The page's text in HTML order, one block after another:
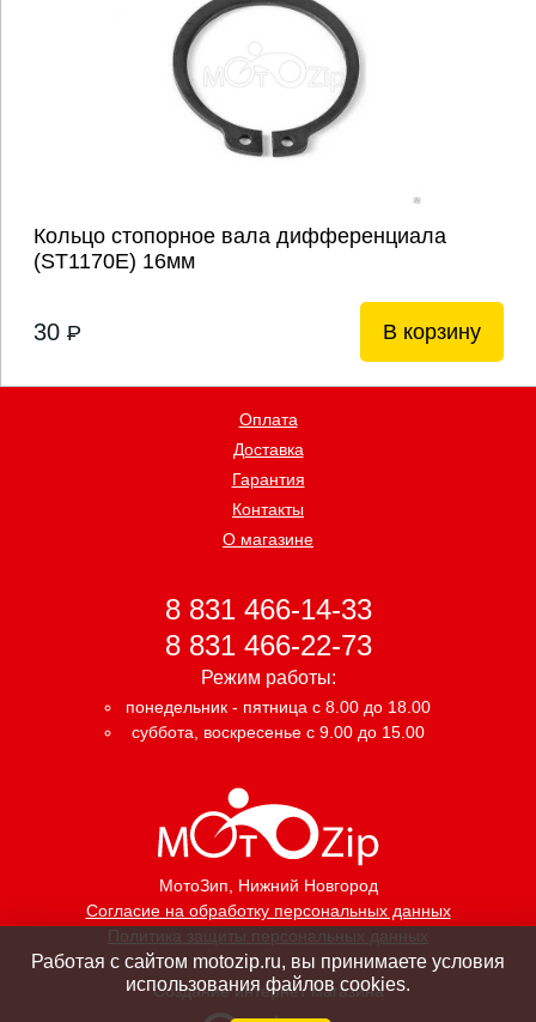
Кольцо стопорное вала дифференциала
(ST1170E) 16мм
30 P В корзину
МотоЗип, Нижний Новгород
Согласие на обработку персональных данных
Политика защиты персональных данных
Оплата
Доставка
Гарантия
Контакты
О магазине
8 831 466-14-33
8 831 466-22-73
Режим работы:
понедельник - пятница с 8.00 до 18.00
суббота, воскресенье с 9.00 до 15.00
Создание интернет магазина
Работая с сайтом motozip.ru, вы принимаете условия
использования файлов cookies.